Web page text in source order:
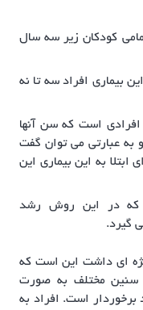
کودکان زیر سه سال
بیماری افراد سه تا نه
افرادی است که سن آنها
به عبارتی می توان گفت
ابتلا به این بیماری این
که در این روش رشد
گیرد.
ای داشت این است که
مختلف به صورت
است. افراد به